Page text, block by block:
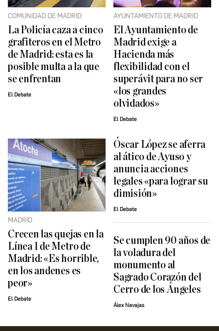
COMUNIDAD DE MADRID
La Policía caza a cinco
grafiteros en el Metro
de Madrid: esta es la
posible multa a la que
se enfrentan
El Debate
AYUNTAMIENTO DE MADRID
El Ayuntamiento de
Madrid exige a
Hacienda más
flexibilidad con el
superávit para no ser
«los grandes
olvidados»
El Debate
MADRID
Crecen las quejas en la
Línea 1 de Metro de
Madrid: «Es horrible,
en los andenes es
peor»
El Debate
Óscar López se aferra
al ático de Ayuso y
anuncia acciones
legales «para lograr su
dimisión»
El Debate
Se cumplen 90 años de
la voladura del
monumento al
Sagrado Corazón del
Cerro de los Ángeles
Álex Navajas